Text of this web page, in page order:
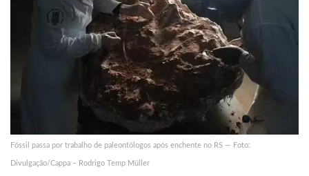
Fóssil passa por trabalho de paleontólogos após enchente no RS — Foto:
Divulgação/Cappa – Rodrigo Temp Müller